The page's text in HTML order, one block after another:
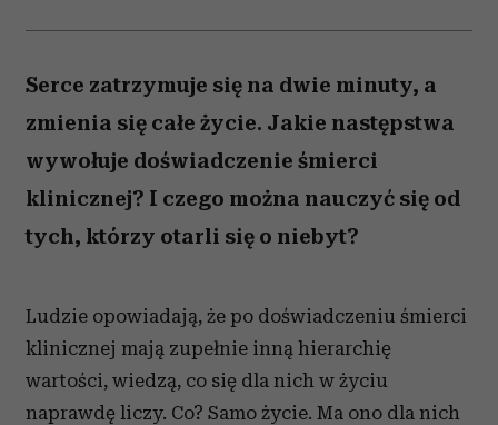
Serce zatrzymuje się na dwie minuty, a
zmienia się całe życie. Jakie następstwa
wywołuje doświadczenie śmierci
klinicznej? I czego można nauczyć się od
tych, którzy otarli się o niebyt?
Ludzie opowiadają, że po doświadczeniu śmierci
klinicznej mają zupełnie inną hierarchię
wartości, wiedzą, co się dla nich w życiu
naprawdę liczy. Co? Samo życie. Ma ono dla nich